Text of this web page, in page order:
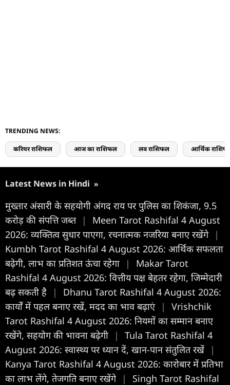
TRENDING NEWS:
करियर राशिफल आज का राशिफल लव राशिफल आर्थिक
Latest News in Hindi »
मुख्तार अंसारी के सहयोगी अंगद राय पर पुलिस का शिकंजा, 9.5
करोड़ की संपत्ति जब्त |
Meen Tarot Rashifal 4 August
2026: व्यक्तित्व सुधार पाएगा, रचनात्मक नजरिया बनाए रखेंगे |
Kumbh Tarot Rashifal 4 August 2026: आर्थिक सफलता
बढ़ेगी, लाभ का प्रतिशत ऊंचा रहेगा
|
Makar Tarot
Rashifal 4 August 2026: वित्तीय पक्ष बेहतर रहेगा, जिम्मेदारी
बढ़ सकती है
|
Dhanu Tarot Rashifal 4 August 2026:
कार्यों में पहल बनाए रखें, मदद का भाव बढ़ाएं |
Vrishchik
Tarot Rashifal 4 August 2026: नियमों का सम्मान बनाए
रखेंगे, सहयोग की भावना बढ़ेगी
|
Tula Tarot Rashifal 4
August 2026: स्वास्थ्य पर ध्यान दें, खान-पान संतुलित रखें
|
Kanya Tarot Rashifal 4 August 2026: कारोबार में प्रतिभा
का लाभ लेंगे, तेजगति बनाए रखेंगे |
Singh Tarot Rashifal